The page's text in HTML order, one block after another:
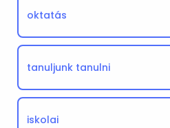
oktatás
tanuljunk tanulni
iskolai